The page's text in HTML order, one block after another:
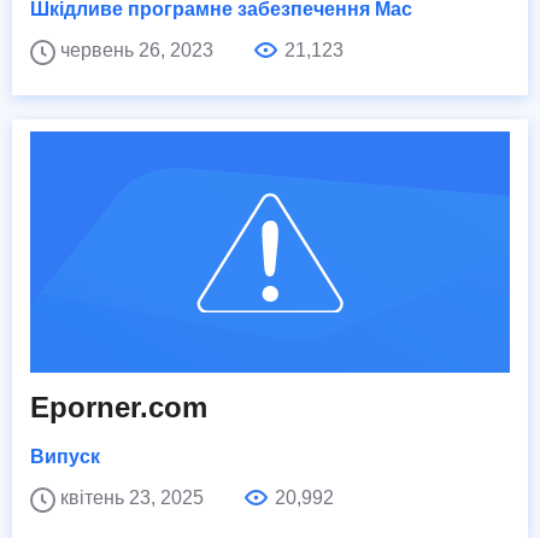
Шкідливе програмне забезпечення Mac
червень 26, 2023
21,123
Eporner.com
Випуск
квітень 23, 2025
20,992